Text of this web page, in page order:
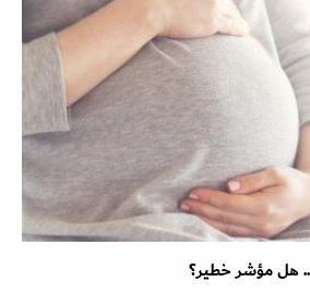
.. هل مؤشر خطير؟